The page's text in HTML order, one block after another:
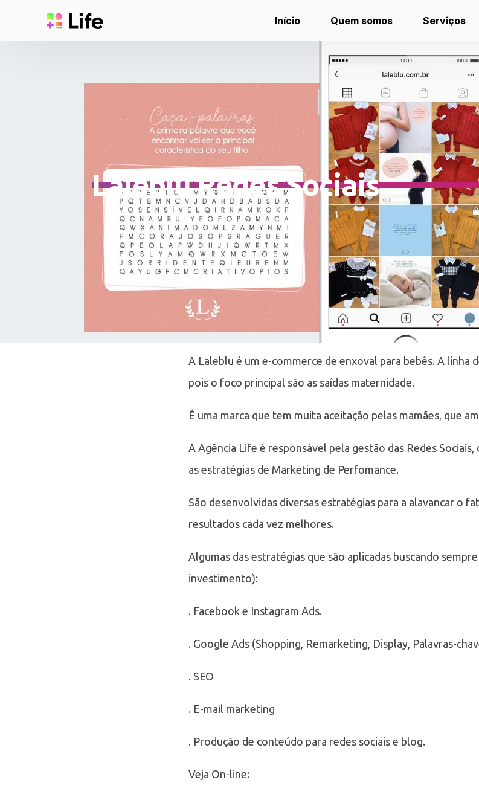
Início Quem somos Serviços
Laleblu Redes Sociais
A Laleblu é um e-commerce de enxoval para bebês. A linha
pois o foco principal são as saídas maternidade.
É uma marca que tem muita aceitação pelas mamães, que
A Agência Life é responsável pela gestão das Redes
as estratégias de Marketing de Perfomance.
São desenvolvidas diversas estratégias para a alavancar o
resultados cada vez melhores.
Algumas das estratégias que são aplicadas buscando
investimento):
. Facebook e Instagram Ads.
. Google Ads (Shopping, Remarketing, Display, Palavras-
. SEO
. E-mail marketing
. Produção de conteúdo para redes sociais e blog.
Veja On-line: